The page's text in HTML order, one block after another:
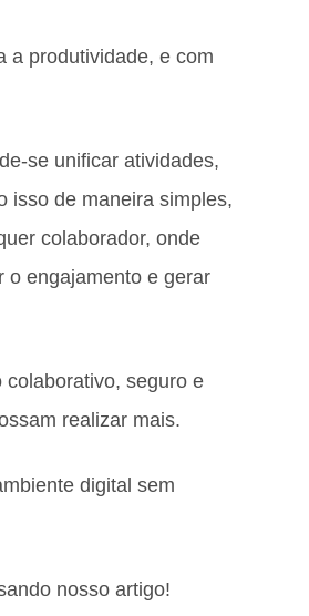
a produtividade, e com
se unificar atividades,
isso de maneira simples,
colaborador, onde
o engajamento e gerar
seguro e
realizar mais.
digital sem
nosso artigo!